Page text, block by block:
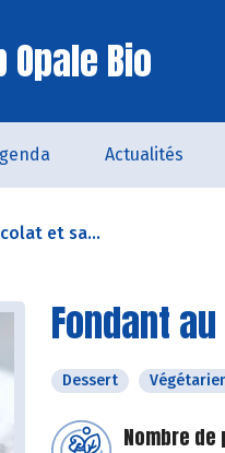
Bio
Actualités
et sa...
Fondant
Dessert
Nombre